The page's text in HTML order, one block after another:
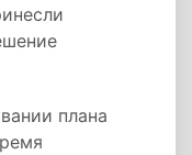
плана